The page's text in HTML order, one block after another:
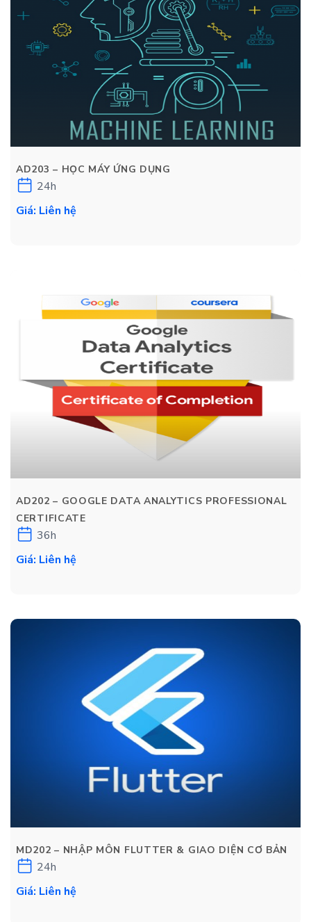
AD203 – HỌC MÁY ỨNG DỤNG
24h
Giá: Liên hệ
AD202 – GOOGLE DATA ANALYTICS PROFESSIONAL
CERTIFICATE
36h
Giá: Liên hệ
MD202 – NHẬP MÔN FLUTTER & GIAO DIỆN CƠ BẢN
24h
Giá: Liên hệ